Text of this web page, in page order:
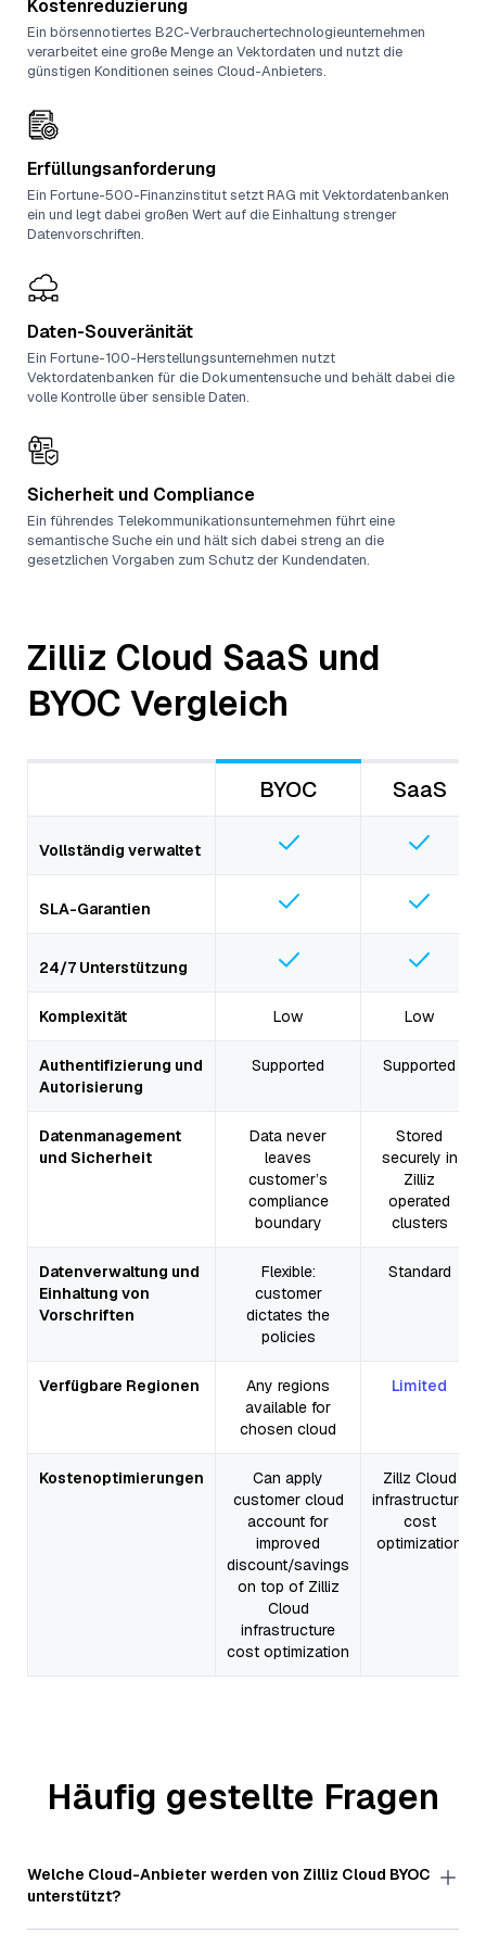
Kostenreduzierung
Ein börsennotiertes B2C-Verbrauchertechnologieunternehmen
verarbeitet eine große Menge an Vektordaten und nutzt die
günstigen Konditionen seines Cloud-Anbieters.
Erfüllungsanforderung
Ein Fortune-500-Finanzinstitut setzt RAG mit Vektordatenbanken
ein und legt dabei großen Wert auf die Einhaltung strenger
Datenvorschriften.
Daten-Souveränität
Ein Fortune-100-Herstellungsunternehmen nutzt
Vektordatenbanken für die Dokumentensuche und behält dabei die
volle Kontrolle über sensible Daten.
Sicherheit und Compliance
Ein führendes Telekommunikationsunternehmen führt eine
semantische Suche ein und hält sich dabei streng an die
gesetzlichen Vorgaben zum Schutz der Kundendaten.
Zilliz Cloud SaaS und
BYOC Vergleich
BYOC SaaS
Vollständig verwaltet
SLA-Garantien
24/7 Unterstützung
Komplexität Low Low
Authentifizierung und
Autorisierung
Supported Supported
Datenmanagement
und Sicherheit
Data never
leaves
customer’s
compliance
boundary
Stored
securely in
Zilliz
operated
clusters
Datenverwaltung und
Einhaltung von
Vorschriften
Flexible:
customer
dictates the
policies
Standard
Verfügbare Regionen
Any regions
available for
chosen cloud
Limited
Kostenoptimierungen
Can apply
customer cloud
account for
improved
discount/savings
on top of Zilliz
Cloud
infrastructure
cost optimization
Zillz Cloud
infrastructure
cost
optimization
Häufig gestellte Fragen
Welche Cloud-Anbieter werden von Zilliz Cloud BYOC
unterstützt?
Derzeit unterstützen wir AWS und GCP und planen, bald